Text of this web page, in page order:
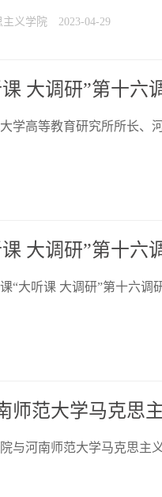
主义学院 2023-04-29
大调研”第十六
学高等教育研究所所长、
大调研”第十六
“大听课 大调研”第十六
师范大学马克思
与河南师范大学马克思